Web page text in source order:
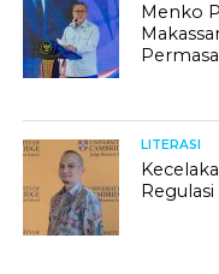
Menko
LITERASI